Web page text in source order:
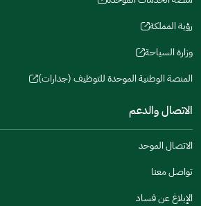
new
window)
new
window)
new
window)
رؤية المملكة
(opens
new
وزارة السياحة
(opens
new
window)
المنصة الوطنية الموحدة للتوظيف (جدارات)
window)
الاتصال والدعم
الاتصال الموحد
تواصل معنا
الإبلاغ عن فساد